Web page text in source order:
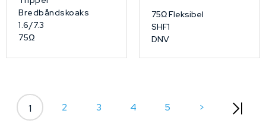
Bredbåndskoaks
1.6/7.3
75Ω
75Ω Fleksibel
SHF1
DNV
1 2 3 4 5 >